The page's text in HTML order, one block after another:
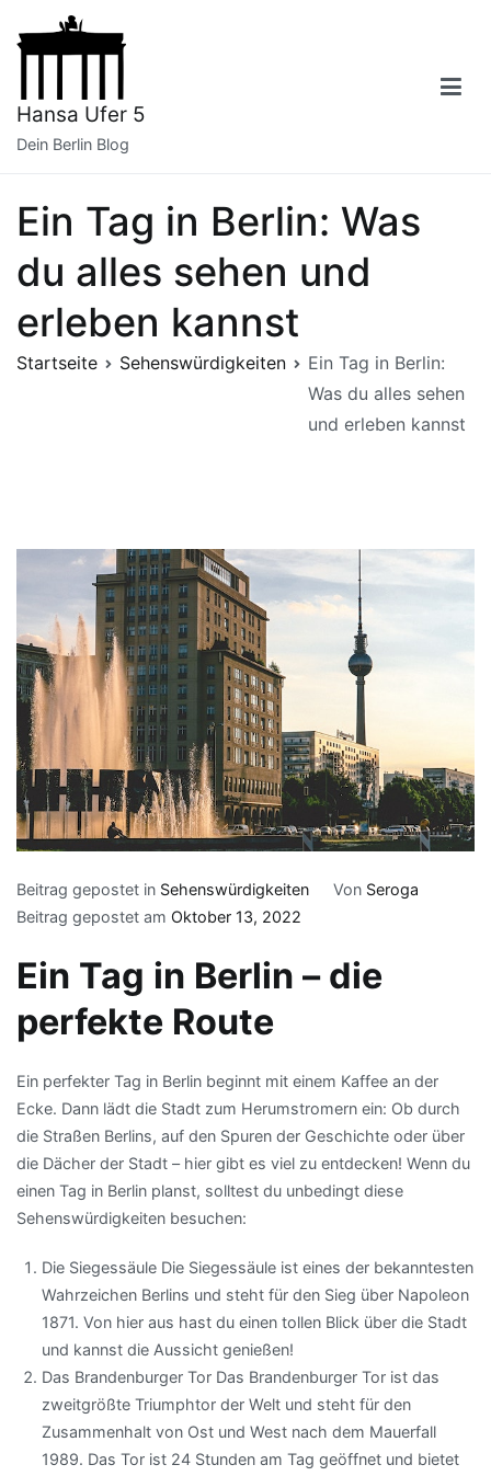
Inhalt
Hansa Ufer 5
Dein Berlin Blog
Ein Tag in Berlin: Was
du alles sehen und
erleben kannst
Startseite Sehenswürdigkeiten
Ein Tag in Berlin:
Was du alles sehen
und erleben kannst
Beitrag gepostet in Sehenswürdigkeiten Von Seroga
Beitrag gepostet am Oktober 13, 2022
Ein Tag in Berlin – die
perfekte Route
Ein perfekter Tag in Berlin beginnt mit einem Kaffee an der
Ecke. Dann lädt die Stadt zum Herumstromern ein: Ob durch
die Straßen Berlins, auf den Spuren der Geschichte oder über
die Dächer der Stadt – hier gibt es viel zu entdecken! Wenn du
einen Tag in Berlin planst, solltest du unbedingt diese
Sehenswürdigkeiten besuchen:
Die Siegessäule Die Siegessäule ist eines der bekanntesten
Wahrzeichen Berlins und steht für den Sieg über Napoleon
1871. Von hier aus hast du einen tollen Blick über die Stadt
und kannst die Aussicht genießen!
Das Brandenburger Tor Das Brandenburger Tor ist das
zweitgrößte Triumphtor der Welt und steht für den
Zusammenhalt von Ost und West nach dem Mauerfall
1989. Das Tor ist 24 Stunden am Tag geöffnet und bietet